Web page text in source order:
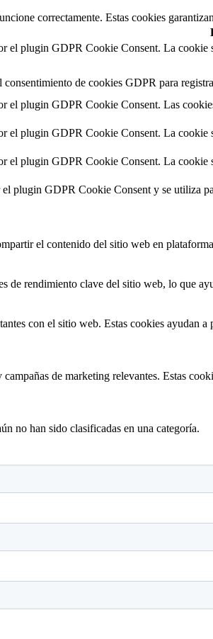
correctamente. Estas cookies
el plugin GDPR Cookie Consent. La
consentimiento de cookies GDPR para
el plugin GDPR Cookie Consent. Las
el plugin GDPR Cookie Consent. La
el plugin GDPR Cookie Consent. La
plugin GDPR Cookie Consent y se utiliza
el contenido del sitio web en
rendimiento clave del sitio web, lo que
con el sitio web. Estas cookies ayudan
de marketing relevantes. Estas
no han sido clasificadas en una categoría.